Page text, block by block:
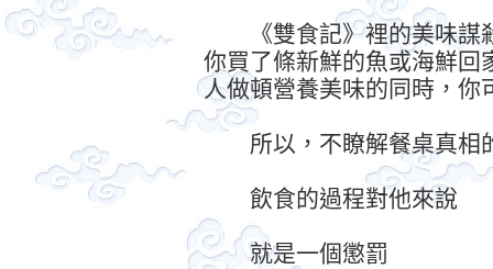
《雙食記》裡的美味謀
你買了條新鮮的魚或海鮮回
人做頓營養美味的同時，
所以，不瞭解餐桌真相
飲食的過程對他來說
就是一個懲罰